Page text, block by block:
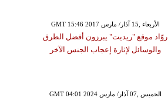
GMT 15:46 2017 الأربعاء ,15 آذار/ مارس
روّاد موقع "ريديت" يبرزون أفضل الطرق
والوسائل لإثارة إعجاب الجنس الآخر
GMT 04:01 2024 الخميس ,07 آذار/ مارس